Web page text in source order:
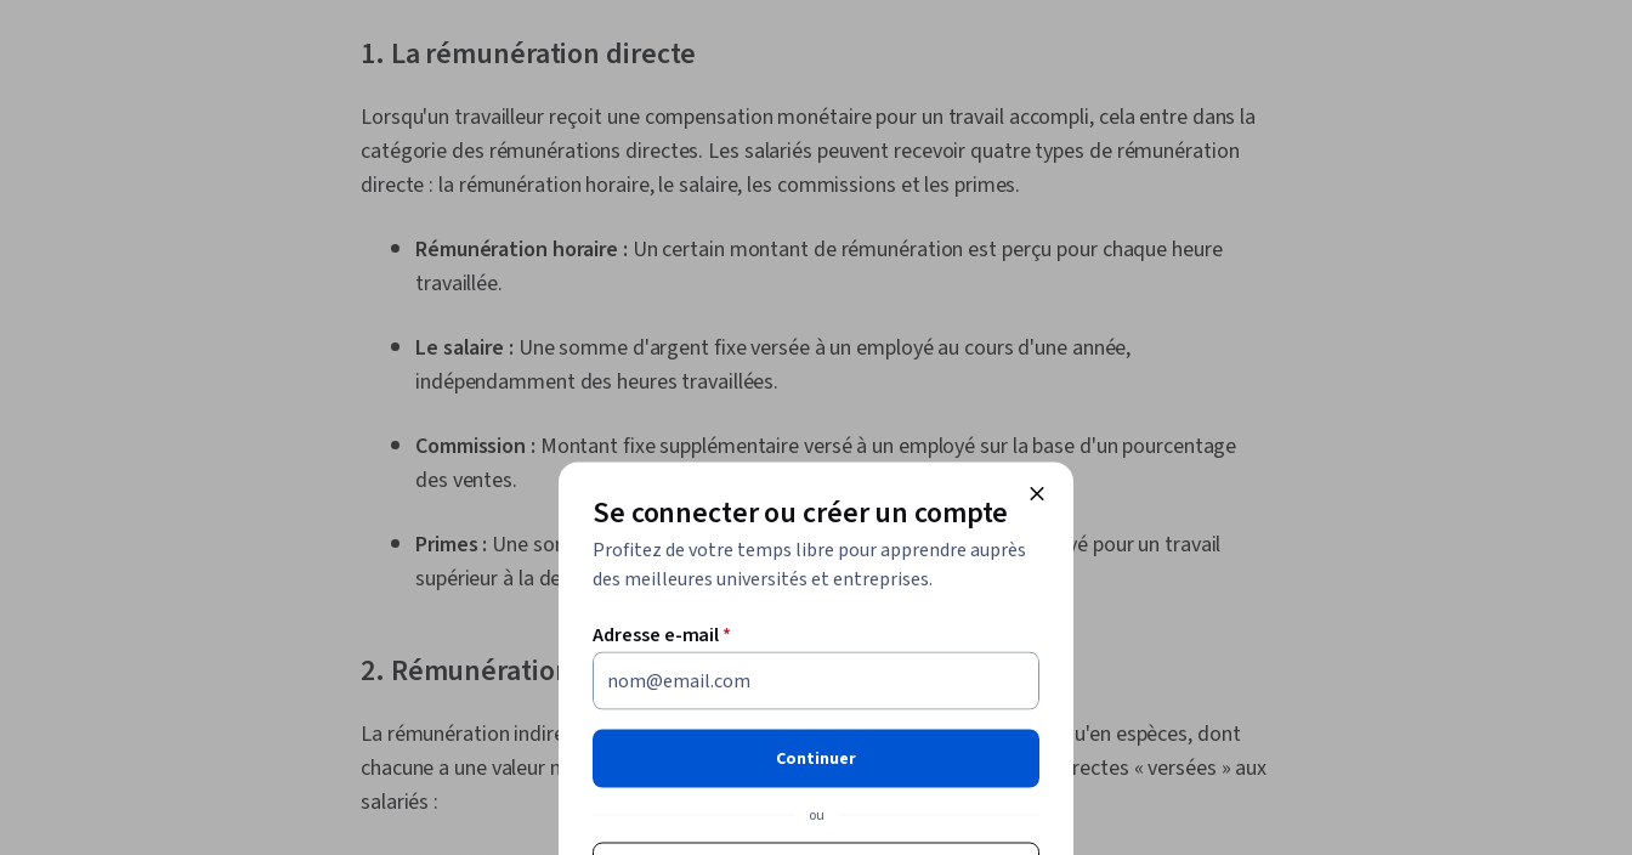
1. La rémunération directe
Lorsqu'un travailleur reçoit une compensation monétaire pour un travail accompli, cela entre dans la
catégorie des rémunérations directes. Les salariés peuvent recevoir quatre types de rémunération
directe : la rémunération horaire, le salaire, les commissions et les primes.
Rémunération horaire : Un certain montant de rémunération est perçu pour chaque heure
travaillée.
Le salaire : Une somme d'argent fixe versée à un employé au cours d'une année,
indépendamment des heures travaillées.
Commission : Montant fixe supplémentaire versé à un employé sur la base d'un pourcentage
des ventes.
Primes : Une somme d'argent supplémentaire variable versée à un employé pour un travail
supérieur à la description du poste.
2. Rémunération indirecte
La rémunération indirecte fait référence à des formes de rémunération autres qu'en espèces, dont
chacune a une valeur monétaire. Voici quelques exemples de rémunérations indirectes « versées » aux
salariés :
Se connecter ou créer un compte
Profitez de votre temps libre pour apprendre auprès
des meilleures universités et entreprises.
Adresse e-mail*
Continuer
ou